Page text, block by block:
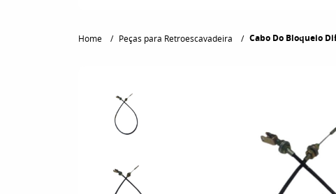
Home Peças para Retroescavadeira Cabo Do Bloqueio